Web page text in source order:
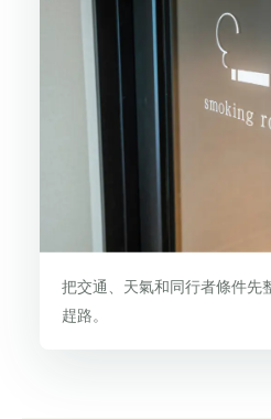
把交通、天氣和同行者條件先
趕路。